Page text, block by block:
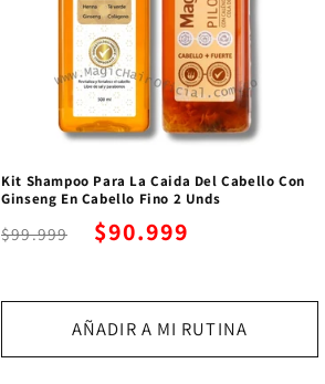
Kit Shampoo Para La Caida Del Cabello Con
Ginseng En Cabello Fino 2 Unds
$99.999 $90.999
AÑADIR A MI RUTINA